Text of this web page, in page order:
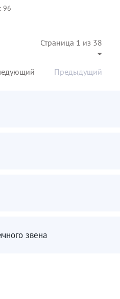
96
Страница 1 из 38
Предыдущий
звена